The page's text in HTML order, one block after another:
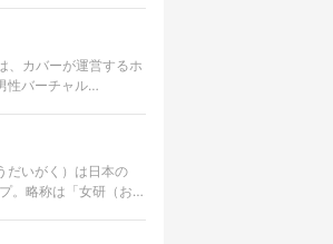
、カバーが運営するホ
性バーチャル
だいがく）は日本の
。略称は「女研（おな